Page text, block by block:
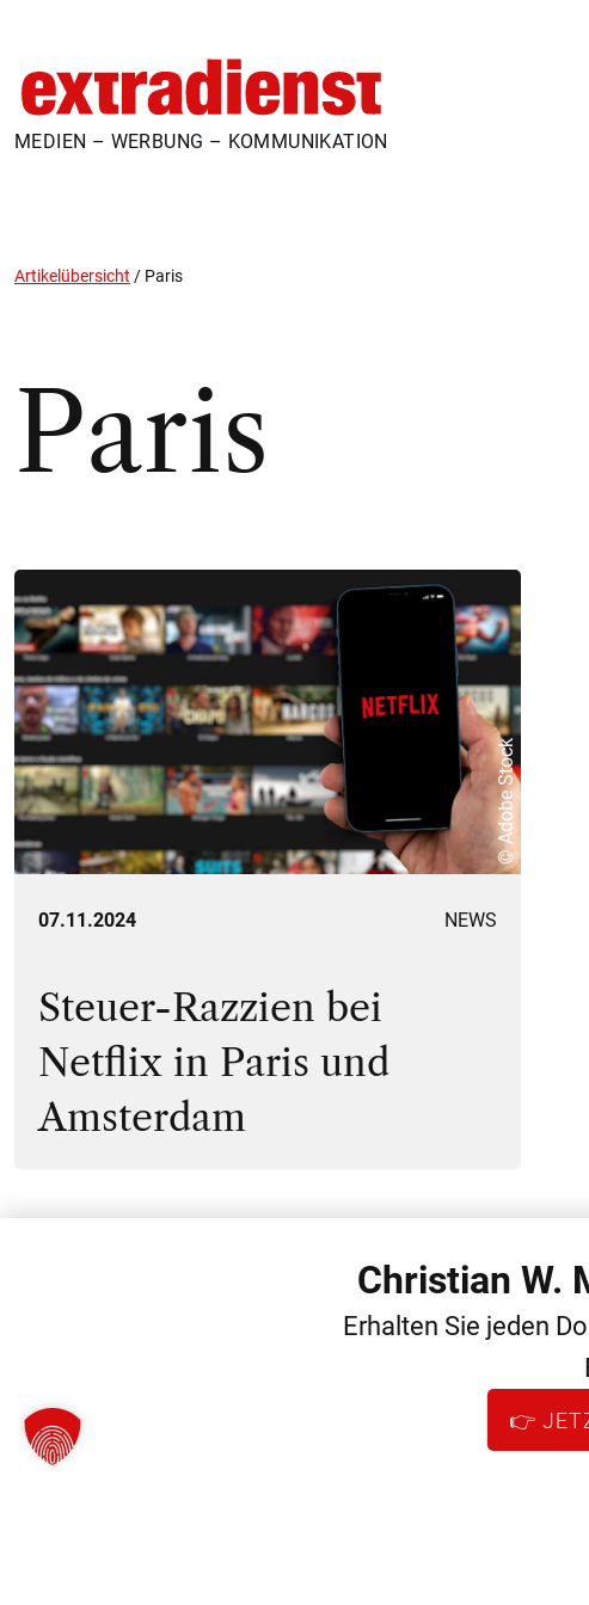
MEDIEN – WERBUNG – KOMMUNIKATION
Artikelübersicht / Paris
Paris
© Adobe Stock
07.11.2024 NEWS
Steuer-Razzien bei
Netflix in Paris und
Amsterdam
WEITERE
Christian W.
Erhalten Sie jeden
👉